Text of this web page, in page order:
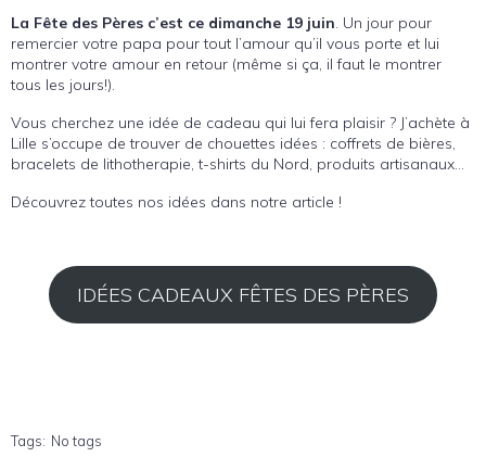
La Fête des Pères c’est ce dimanche 19 juin. Un jour pour
remercier votre papa pour tout l’amour qu’il vous porte et lui
montrer votre amour en retour (même si ça, il faut le montrer
tous les jours!).
Vous cherchez une idée de cadeau qui lui fera plaisir ? J’achète à
Lille s’occupe de trouver de chouettes idées : coffrets de bières,
bracelets de lithotherapie, t-shirts du Nord, produits artisanaux…
Découvrez toutes nos idées dans notre article !
IDÉES CADEAUX FÊTES DES PÈRES
Tags: No tags